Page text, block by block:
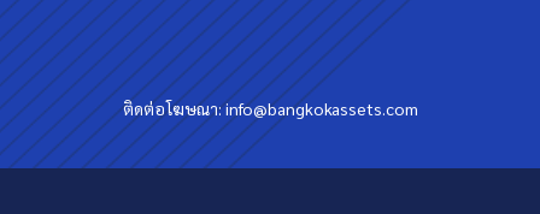
ติดต่อโฆษณา:info@bangkokassets.com